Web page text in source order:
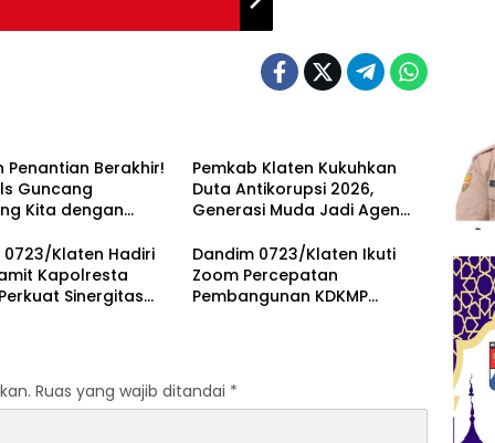
Penantian Berakhir!
Guncang
Kita dengan
Pemkab Klaten Kukuhkan
Duta Antikorupsi 2026,
Generasi Muda Jadi Agen
0723/Klaten Hadiri
Kapolresta
Sinergitas
Dandim 0723/Klaten Ikuti
Zoom Percepatan
Pembangunan KDKMP
Ruas yang wajib ditandai *